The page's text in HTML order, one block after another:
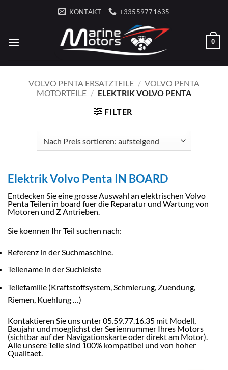
KONTAKT +33559771635
0
VOLVO PENTA ERSATZTEILE / VOLVO PENTA
MOTORTEILE / ELEKTRIK VOLVO PENTA
FILTER
Elektrik Volvo Penta IN BOARD
Entdecken Sie eine grosse Auswahl an elektrischen Volvo
Penta Teilen in board fuer die Reparatur und Wartung von
Motoren und Z Antrieben.
Sie koennen Ihr Teil suchen nach:
Referenz in der Suchmaschine.
Teilename in der Suchleiste
Teilefamilie (Kraftstoffsystem, Schmierung, Zuendung,
Riemen, Kuehlung …)
Kontaktieren Sie uns unter 05.59.77.16.35 mit Modell,
Baujahr und moeglichst der Seriennummer Ihres Motors
(sichtbar auf der Navigationskarte oder direkt am Motor).
Alle unsere Teile sind 100% kompatibel und von hoher
Qualitaet.